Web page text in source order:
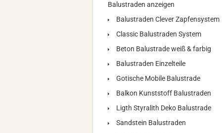
Balustraden anzeigen
Balustraden Clever Zapfensystem
Classic Balustraden System
Beton Balustrade weiß & farbig
Balustraden Einzelteile
Gotische Mobile Balustrade
Balkon Kunststoff Balustraden
Ligth Styralith Deko Balustrade
Sandstein Balustraden